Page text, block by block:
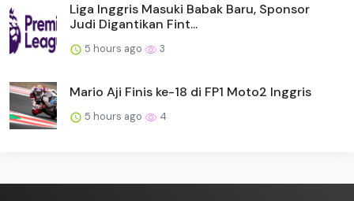
Liga Inggris Masuki Babak Baru, Sponsor
Judi Digantikan Fint...
5 hours ago 3
Mario Aji Finis ke-18 di FP1 Moto2 Inggris
5 hours ago 4